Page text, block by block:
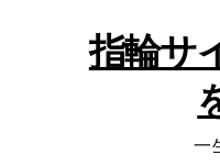
指輪サ
一